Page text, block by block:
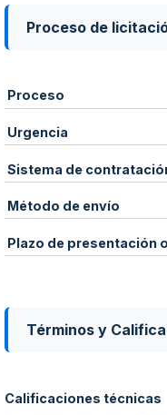
Proceso de
Proceso
Urgencia
Sistema de
Método de envío
Plazo de presentación
Términos y
Calificaciones técnicas